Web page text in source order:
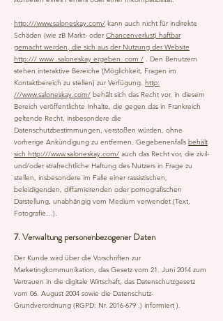
http:///www.saloneskay.com/ kann auch nicht für indirekte
Schäden (wie zB Markt- oder Chancenverlust) haftbar
gemacht werden, die sich aus der Nutzung der Website
http:/// www .saloneskay ergeben. com / . Den Benutzern
stehen interaktive Bereiche (Möglichkeit, Fragen im
Kontaktbereich zu stellen) zur Verfügung. http:
///www.saloneskay.com/ behält sich das Recht vor, in diesem
Bereich veröffentlichte Inhalte, die gegen das in Frankreich
geltende Recht, insbesondere die
Datenschutzbestimmungen, verstoßen würden, ohne
vorherige Ankündigung zu entfernen. Gegebenenfalls behält
sich http:///www.saloneskay.com/ auch das Recht vor, die zivil-
und/oder strafrechtliche Haftung des Nutzers in Frage zu
stellen, insbesondere im Falle einer rassistischen,
beleidigenden, diffamierenden oder pornografischen
Darstellung, unabhängig vom Medium verwendet (Text,
Fotografie…).
7. Verwaltung personenbezogener Daten
Der Kunde wird über die Vorschriften zur
Marketingkommunikation, das Gesetz vom 21. Juni 2014 zum
Vertrauen in die digitale Wirtschaft, das Datenschutzgesetz
vom 06. August 2004 sowie die Datenschutz-
Grundverordnung (RGPD: Nr. 2016-679 .) informiert ).